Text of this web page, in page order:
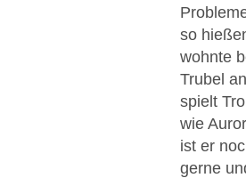
so
wohnte
Trubel
spielt
wie
ist er
gerne